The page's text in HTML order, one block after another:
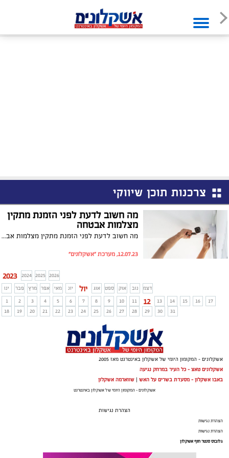
צרכנות תוכן שיווקי
מה חשוב לדעת לפני הזמנת מתקין
מצלמות אבטחה
מה חשוב לדעת לפני הזמנת מתקין מצלמות אבטחה
12.07.23, מערכת "אשקלונים"
2023 2024 2025 2026
ינו
פבר מרץ אפר מאי יונ יול אוג ספט אוק נוב
דצמ
1
2 3 4 5 6 7 8 9 10 11 12 13 14 15 16
17
18
19 20 21 22 23 24 25 26 27 28 29 30 31
אשקלונים - המקומון היומי של אשקלון באינטרנט מאז 2005
אשקלונים טאצ - כל העיר במרחק נגיעה
באבו אשקלון - מסעדת בשרים על האש | שווארמה אשקלון
אשקלונים - המקומון היומי של אשקלון באינטרנט
הצהרת נגישות
הצהרת נגישות
הצהרת נגישות
גלובוס סנטר חוף אשקלון